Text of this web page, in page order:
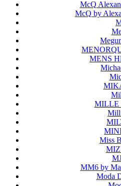
McQ
McQ by
MENS
MILLE
Miss
MM6 by
Moda